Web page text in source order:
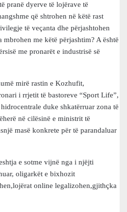
pranë dyerve të lojërave të
që shtrohen në këtë rast
të veçanta dhe përjashtohen
me këtë përjashtim? A është
me pronarët e industrisë së
mirë rastin e Kozhufit,
i rrjetit të bastoreve “Sport Life”,
duke shkatërruar zona të
në cilësinë e ministrit të
masë konkrete për të parandaluar
e sotme vijnë nga i njëjti
oligarkët e bixhozit
online legalizohen,gjithçka